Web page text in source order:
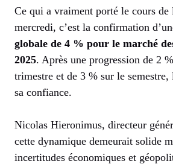
Ce qui a vraiment porté le cours de
mercredi, c’est la confirmation
globale de 4 % pour le marché
2025. Après une progression de 2
trimestre et de 3 % sur le
sa confiance.
Nicolas Hieronimus, directeur
cette dynamique demeurait solide
incertitudes économiques et